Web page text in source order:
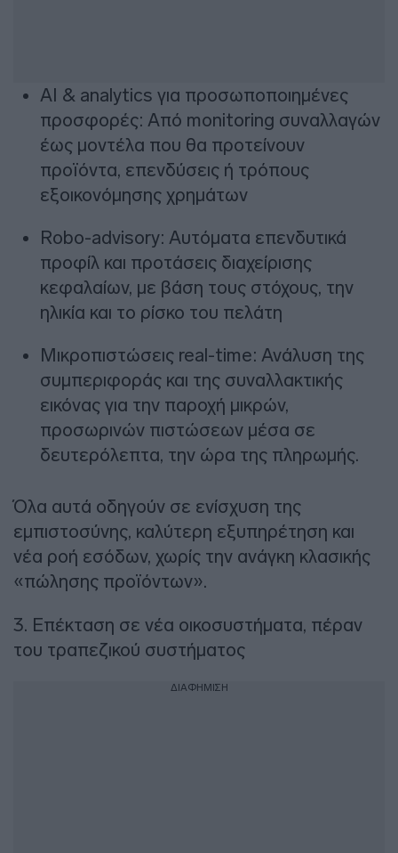
AI & analytics για προσωποποιημένες
προσφορές: Από monitoring συναλλαγών
έως μοντέλα που θα προτείνουν
προϊόντα, επενδύσεις ή τρόπους
εξοικονόμησης χρημάτων
Robo-advisory: Αυτόματα επενδυτικά
προφίλ και προτάσεις διαχείρισης
κεφαλαίων, με βάση τους στόχους, την
ηλικία και το ρίσκο του πελάτη
Μικροπιστώσεις real-time: Ανάλυση της
συμπεριφοράς και της συναλλακτικής
εικόνας για την παροχή μικρών,
προσωρινών πιστώσεων μέσα σε
δευτερόλεπτα, την ώρα της πληρωμής.
Όλα αυτά οδηγούν σε ενίσχυση της
εμπιστοσύνης, καλύτερη εξυπηρέτηση και
νέα ροή εσόδων, χωρίς την ανάγκη κλασικής
«πώλησης προϊόντων».
3. Επέκταση σε νέα οικοσυστήματα, πέραν
του τραπεζικού συστήματος
ΔΙΑΦΗΜΙΣΗ